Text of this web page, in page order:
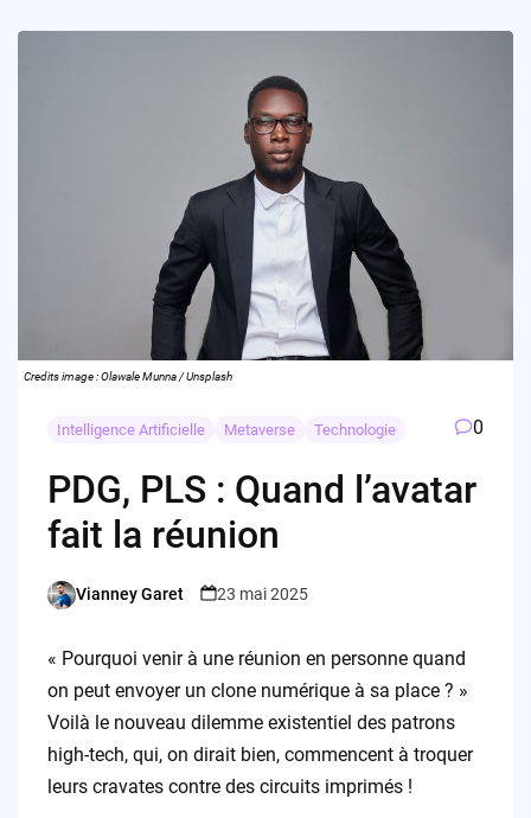
Credits image : Olawale Munna / Unsplash
Intelligence Artificielle Metaverse Technologie 0
PDG, PLS : Quand l’avatar
fait la réunion
Posted
Vianney Garet 23 mai 2025
« Pourquoi venir à une réunion en personne quand
on peut envoyer un clone numérique à sa place ? »
Voilà le nouveau dilemme existentiel des patrons
high-tech, qui, on dirait bien, commencent à troquer
leurs cravates contre des circuits imprimés !